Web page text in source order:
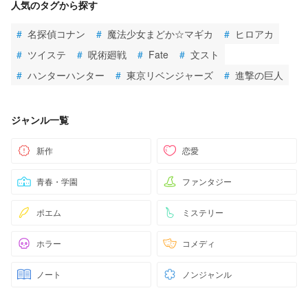
人気のタグから探す
# 名探偵コナン # 魔法少女まどか☆マギカ # ヒロアカ
# ツイステ # 呪術廻戦 # Fate # 文スト
# ハンターハンター # 東京リベンジャーズ # 進撃の巨人
ジャンル一覧
新作 恋愛
青春・学園 ファンタジー
ポエム ミステリー
ホラー コメディ
ノート ノンジャンル